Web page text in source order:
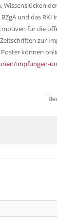
und das RKI
für die
zur
können
impfungen-